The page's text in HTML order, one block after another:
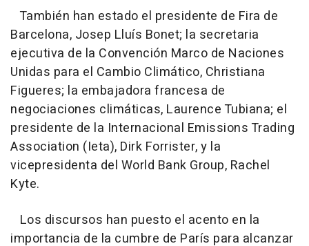
También han estado el presidente de Fira de
Barcelona, Josep Lluís Bonet; la secretaria
ejecutiva de la Convención Marco de Naciones
Unidas para el Cambio Climático, Christiana
Figueres; la embajadora francesa de
negociaciones climáticas, Laurence Tubiana; el
presidente de la Internacional Emissions Trading
Association (Ieta), Dirk Forrister, y la
vicepresidenta del World Bank Group, Rachel
Kyte.
Los discursos han puesto el acento en la
importancia de la cumbre de París para alcanzar